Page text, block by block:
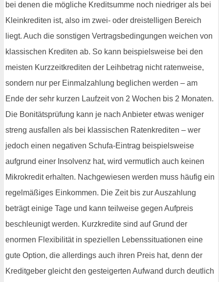
bei denen die mögliche Kreditsumme noch niedriger als bei
Kleinkrediten ist, also im zwei- oder dreistelligen Bereich
liegt. Auch die sonstigen Vertragsbedingungen weichen von
klassischen Krediten ab. So kann beispielsweise bei den
meisten Kurzzeitkrediten der Leihbetrag nicht ratenweise,
sondern nur per Einmalzahlung beglichen werden – am
Ende der sehr kurzen Laufzeit von 2 Wochen bis 2 Monaten.
Die Bonitätsprüfung kann je nach Anbieter etwas weniger
streng ausfallen als bei klassischen Ratenkrediten – wer
jedoch einen negativen Schufa-Eintrag beispielsweise
aufgrund einer Insolvenz hat, wird vermutlich auch keinen
Mikrokredit erhalten. Nachgewiesen werden muss häufig ein
regelmäßiges Einkommen. Die Zeit bis zur Auszahlung
beträgt einige Tage und kann teilweise gegen Aufpreis
beschleunigt werden. Kurzkredite sind auf Grund der
enormen Flexibilität in speziellen Lebenssituationen eine
gute Option, die allerdings auch ihren Preis hat, denn der
Kreditgeber gleicht den gesteigerten Aufwand durch deutlich